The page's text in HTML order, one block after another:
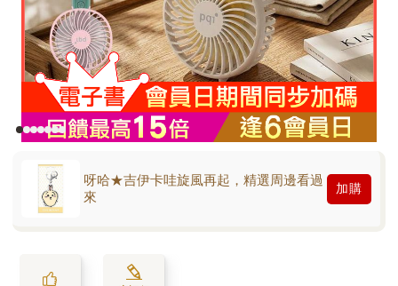
呀哈★吉伊卡哇旋風再起，精選周邊看過
來
加購